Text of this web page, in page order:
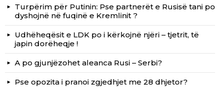
Turpërim për Putinin: Pse partnerët e Rusisë tani po
dyshojnë në fuqinë e Kremlinit ?
Udhëheqësit e LDK po i kërkojnë njëri – tjetrit, të
japin dorëheqje !
A po gjunjëzohet aleanca Rusi – Serbi?
Pse opozita i pranoi zgjedhjet me 28 dhjetor?